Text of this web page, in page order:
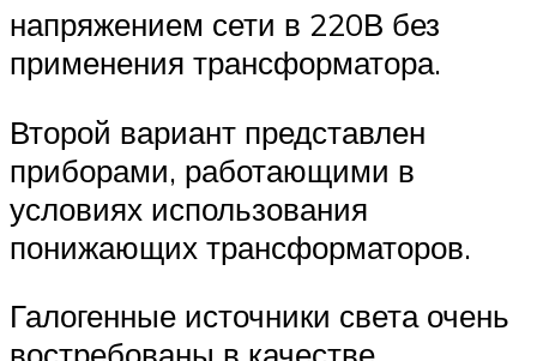
напряжением сети в 220В без
применения трансформатора.
Второй вариант представлен
приборами, работающими в
условиях использования
понижающих трансформаторов.
Галогенные источники света очень